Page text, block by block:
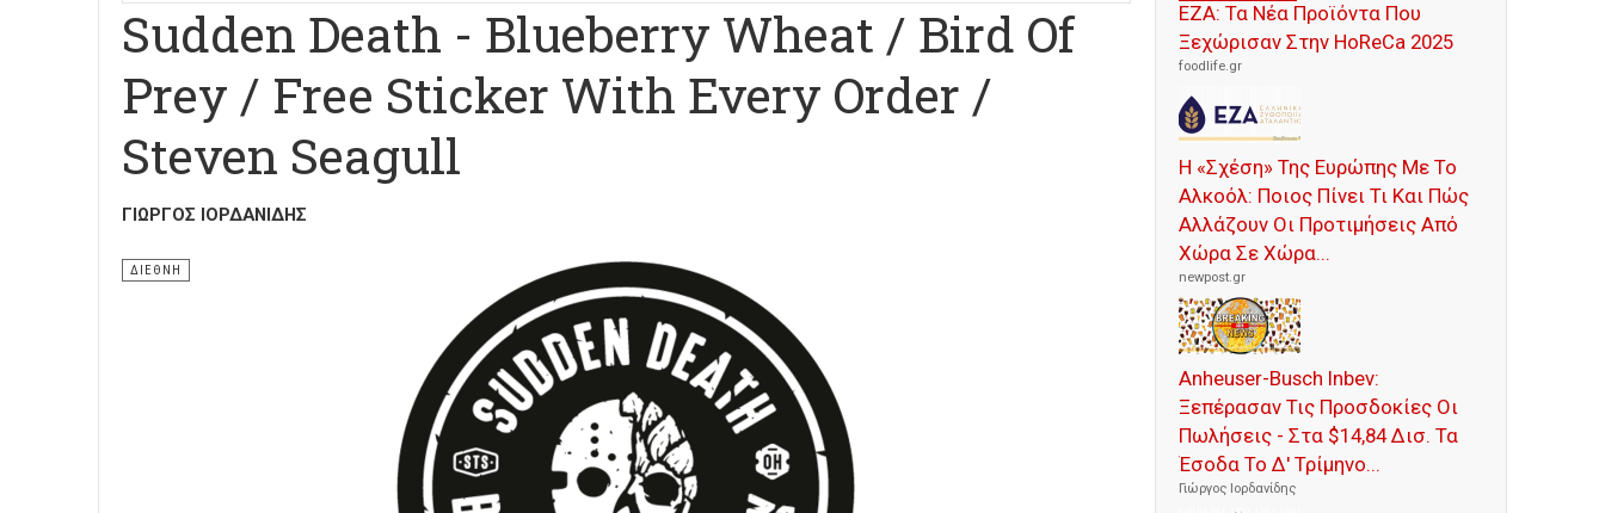
Sudden Death - Blueberry Wheat / Bird Of
Prey / Free Sticker With Every Order /
Steven Seagull
ΓΙΏΡΓΟΣ ΙΟΡΔΑΝΊΔΗΣ
ΔΙΕΘΝΗ
ΕΖΑ: Τα Νέα Προϊόντα Που
Ξεχώρισαν Στην HoReCa 2025
foodlife.gr
Η «Σχέση» Της Ευρώπης Με Το
Αλκοόλ: Ποιος Πίνει Τι Και Πώς
Αλλάζουν Οι Προτιμήσεις Από
Χώρα Σε Χώρα...
newpost.gr
Anheuser-Busch Inbev:
Ξεπέρασαν Τις Προσδοκίες Οι
Πωλήσεις - Στα $14,84 Δισ. Τα
Έσοδα Το Δ' Τρίμηνο...
Γιώργος Ιορδανίδης